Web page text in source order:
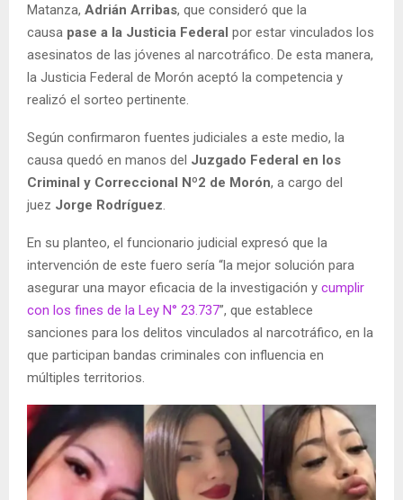
Matanza, Adrián Arribas, que consideró que la
causa pase a la Justicia Federal por estar vinculados los
asesinatos de las jóvenes al narcotráfico. De esta manera,
la Justicia Federal de Morón aceptó la competencia y
realizó el sorteo pertinente.
Según confirmaron fuentes judiciales a este medio, la
causa quedó en manos del Juzgado Federal en los
Criminal y Correccional Nº2 de Morón, a cargo del
juez Jorge Rodríguez.
En su planteo, el funcionario judicial expresó que la
intervención de este fuero sería “la mejor solución para
asegurar una mayor eficacia de la investigación y cumplir
con los fines de la Ley N° 23.737”, que establece
sanciones para los delitos vinculados al narcotráfico, en la
que participan bandas criminales con influencia en
múltiples territorios.